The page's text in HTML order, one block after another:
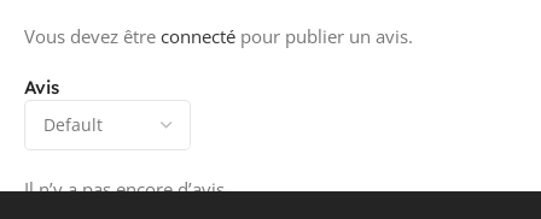
Avis
Il n’y a pas encore d’avis.
Vous devez être connecté pour publier un avis.